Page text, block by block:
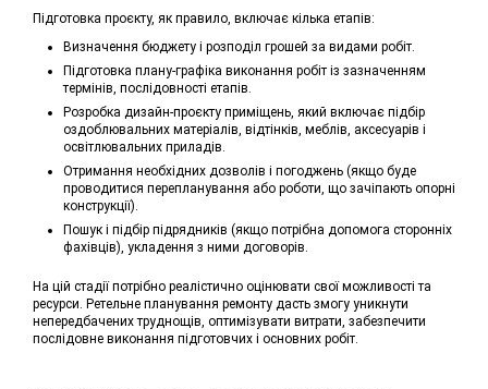
Підготовка проєкту, як правило, включає кілька етапів:
Визначення бюджету і розподіл грошей за видами робіт.
Підготовка плану-графіка виконання робіт із зазначенням
термінів, послідовності етапів.
Розробка дизайн-проєкту приміщень, який включає підбір
оздоблювальних матеріалів, відтінків, меблів, аксесуарів і
освітлювальних приладів.
Отримання необхідних дозволів і погоджень (якщо буде
проводитися перепланування або роботи, що зачіпають опорні
конструкції).
Пошук і підбір підрядників (якщо потрібна допомога сторонніх
фахівців), укладення з ними договорів.
На цій стадії потрібно реалістично оцінювати свої можливості та
ресурси. Ретельне планування ремонту дасть змогу уникнути
непередбачених труднощів, оптимізувати витрати, забезпечити
послідовне виконання підготовчих і основних робіт.